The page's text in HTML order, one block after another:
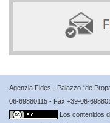
Agenzia Fides - Palazzo “de
06-69880115 - Fax +39-06-
Los contenidos